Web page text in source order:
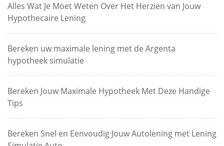
Alles Wat Je Moet Weten Over Het Herzien van Jouw
Hypothecaire Lening
Bereken uw maximale lening met de Argenta
hypotheek simulatie
Bereken Jouw Maximale Hypotheek Met Deze Handige
Tips
Bereken Snel en Eenvoudig Jouw Autolening met Lening